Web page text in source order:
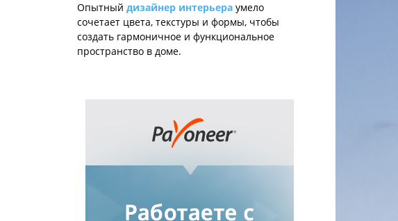
Опытный дизайнер интерьера умело
сочетает цвета, текстуры и формы, чтобы
создать гармоничное и функциональное
пространство в доме.